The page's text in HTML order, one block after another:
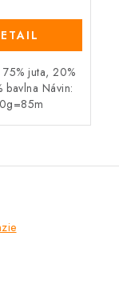
juta, 20%
bavlna Návin: